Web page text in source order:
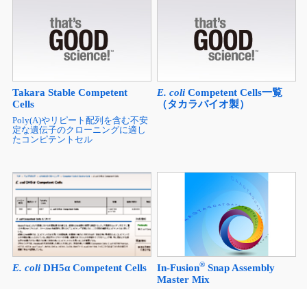
Takara Stable Competent
Cells
Poly(A)やリピート配列を含む不安
定な遺伝子のクローニングに適し
たコンピテントセル
E. coli Competent Cells一覧
（タカラバイオ製）
E. coliDH5α Competent Cells In-Fusion® Snap Assembly
Master Mix